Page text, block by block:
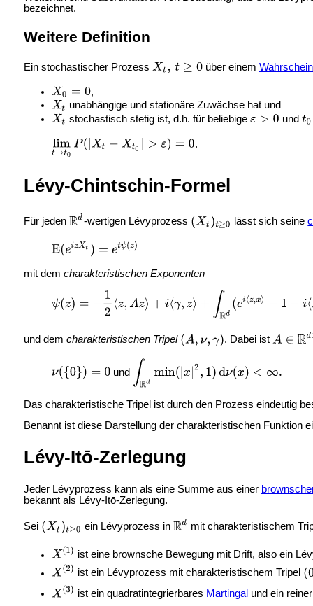
bezeichnet.
Weitere Definition
Ein stochastischer Prozess über einem
,
unabhängige und stationäre Zuwächse hat und
stochastisch stetig ist, d.h. für beliebige
und
Lévy-Chintschin-Formel
Für jeden -wertigen Lévyprozess lässt sich seine
mit dem charakteristischen Exponenten
und dem charakteristischen Tripel . Dabei ist
und
Das charakteristische Tripel ist durch den Prozess eindeutig
Benannt ist diese Darstellung der charakteristischen Funktion
Lévy-Itō-Zerlegung
Jeder Lévyprozess kann als eine Summe aus einer
bekannt als Lévy-Itō-Zerlegung.
Sei ein Lévyprozess in mit charakteristischem
ist eine brownsche Bewegung mit Drift, also ein
ist ein Lévyprozess mit charakteristischem Tripel
ist einquadratintegrierbares Martingal und ein